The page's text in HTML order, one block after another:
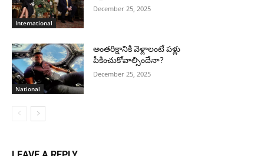
International
December 25, 2025
National
అంతరిక్షానికి వెళ్లాలంటే పళ్లు
పీకించుకోవాల్సిందేనా?
December 25, 2025